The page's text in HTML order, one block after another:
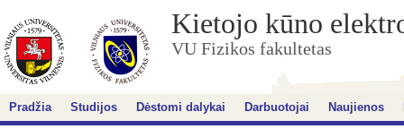
Kietojo kūno
VU Fizikos fakultetas
Pradžia Studijos Dėstomi dalykai Darbuotojai Naujienos